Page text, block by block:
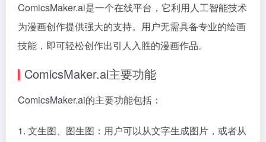
ComicsMaker.ai是一个在线平台，它利用人工智能技术
为漫画创作提供强大的支持。用户无需具备专业的绘画
技能，即可轻松创作出引人入胜的漫画作品。
ComicsMaker.ai主要功能
ComicsMaker.ai的主要功能包括：
1. 文生图、图生图：用户可以从文字生成图片，或者从